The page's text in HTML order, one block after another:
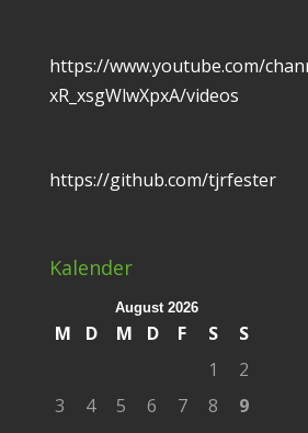
https://www.youtube.com/
xR_xsgWlwXpxA/videos
https://github.com/tjrfester
Kalender
August 2026
M D M D F S
S
1
2
3
4 5 6 7 8
9